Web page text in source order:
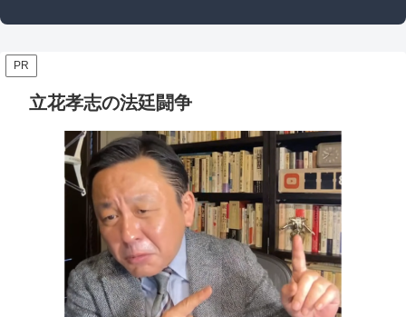
PR
立花孝志の法廷闘争